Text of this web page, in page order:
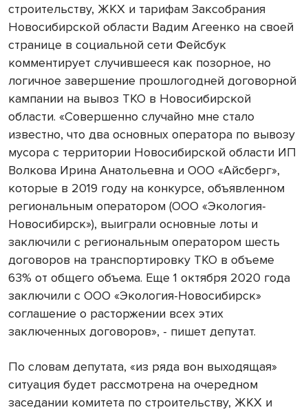
строительству, ЖКХ и тарифам Заксобрания
Новосибирской области Вадим Агеенко на своей
странице в социальной сети Фейсбук
комментирует случившееся как позорное, но
логичное завершение прошлогодней договорной
кампании на вывоз ТКО в Новосибирской
области. «Совершенно случайно мне стало
известно, что два основных оператора по вывозу
мусора с территории Новосибирской области ИП
Волкова Ирина Анатольевна и ООО «Айсберг»,
которые в 2019 году на конкурсе, объявленном
региональным оператором (ООО «Экология-
Новосибирск»), выиграли основные лоты и
заключили с региональным оператором шесть
договоров на транспортировку ТКО в объеме
63% от общего объема. Еще 1 октября 2020 года
заключили с ООО «Экология-Новосибирск»
соглашение о расторжении всех этих
заключенных договоров», - пишет депутат.
По словам депутата, «из ряда вон выходящая»
ситуация будет рассмотрена на очередном
заседании комитета по строительству, ЖКХ и